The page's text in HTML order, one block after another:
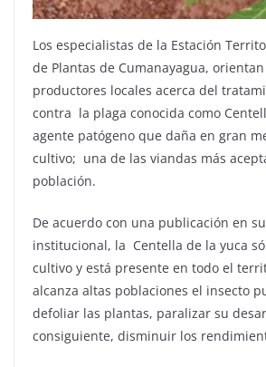
Los especialistas de la Estación
de Plantas de Cumanayagua,
productores locales acerca del
contra la plaga conocida como
agente patógeno que daña en gran
cultivo; una de las viandas más
población.
De acuerdo con una publicación en
institucional, la Centella de la yuca
cultivo y está presente en todo el
alcanza altas poblaciones el insecto
defoliar las plantas, paralizar su
consiguiente, disminuir los